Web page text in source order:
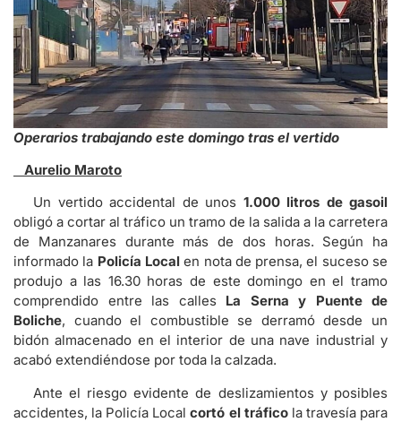
Operarios trabajando este domingo tras el vertido
Aurelio Maroto
Un vertido accidental de unos 1.000 litros de gasoil
obligó a cortar al tráfico un tramo de la salida a la carretera
de Manzanares durante más de dos horas. Según ha
informado la Policía Localen nota de prensa, el suceso se
produjo a las 16.30 horas de este domingo en el tramo
comprendido entre las calles La Serna y Puente de
Boliche, cuando el combustible se derramó desde un
bidón almacenado en el interior de una nave industrial y
acabó extendiéndose por toda la calzada.
Ante el riesgo evidente de deslizamientos y posibles
accidentes, la Policía Localcortó el tráficola travesía para